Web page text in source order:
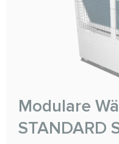
Modulare
STANDARD